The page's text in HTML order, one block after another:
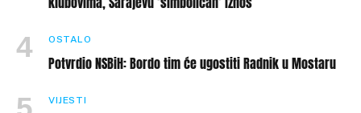
OSTALO
Potvrdio NSBiH: Bordo tim će ugostiti Radnik u Mostaru
VIJESTI